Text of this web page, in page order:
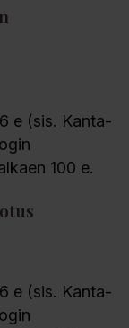
e (sis. Kanta-
100 e.
e (sis. Kanta-